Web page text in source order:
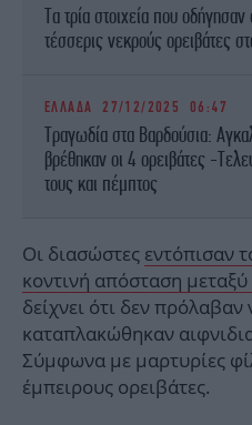
Τα τρία στοιχεία που
τέσσερις νεκρούς ορειβάτες
ΕΛΛΑΔΑ 27/12/2025 06:47
Τραγωδία στα Βαρδούσια:
βρέθηκαν οι 4 ορειβάτες -
τους και πέμπτος
Οι διασώστες εντόπισαν
κοντινή απόσταση μεταξύ
δείχνει ότι δεν
καταπλακώθηκαν
Σύμφωνα με μαρτυρίες
έμπειρους ορειβάτες.